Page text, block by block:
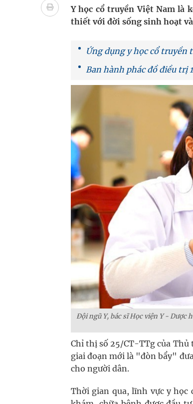
Vương Thành Công: Khi việc học bắt
Chấn chỉnh hoạt động kinh doanh dược
Giải pháp nâng cao thị lực thời hiện đại
Triển khai đồng bộ các giải pháp quản
Y học cổ truyền Việt Nam là
thiết với đời sống sinh hoạt và
Ứng dụng y học cổ truyền
Ban hành phác đồ điều trị
Đội ngũ Y, bác sĩ Học viện Y - Dược
Chỉ thị số 25/CT-TTg của
giai đoạn mới là "đòn bẩy"
cho người dân.
Thời gian qua, lĩnh vực y học